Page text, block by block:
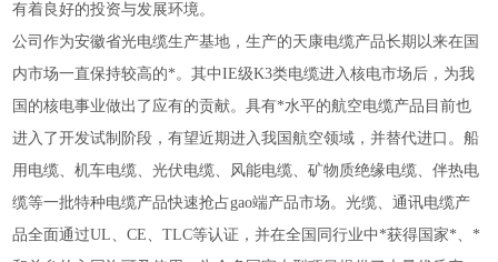
有着良好的投资与发展环境。
公司作为安徽省光电缆生产基地，生产的天康电缆产品长期以来在国
内市场一直保持较高的*。其中IE级K3类电缆进入核电市场后，为我
国的核电事业做出了应有的贡献。具有*水平的航空电缆产品目前也
进入了开发试制阶段，有望近期进入我国航空领域，并替代进口。船
用电缆、机车电缆、光伏电缆、风能电缆、矿物质绝缘电缆、伴热电
缆等一批特种电缆产品快速抢占gao端产品市场。光缆、通讯电缆产
品全面通过UL、CE、TLC等认证，并在全国同行业中*获得国家*、*